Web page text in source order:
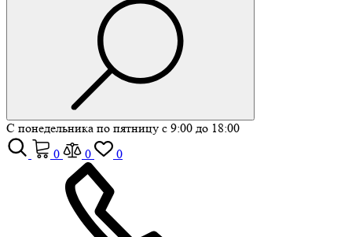
С понедельника по пятницу с 9:00 до 18:00
0
0 0